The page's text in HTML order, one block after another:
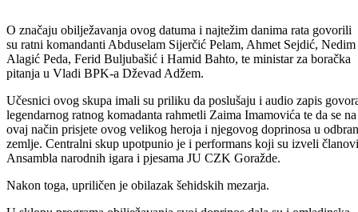
O značaju obilježavanja ovog datuma i najtežim danima rata govorili
Alagić Peda, Ferid Buljubašić i Hamid Bahto, te ministar za boračka
pitanja u Vladi BPK-a Dževad Adžem.
Učesnici ovog skupa imali su priliku da poslušaju i audio zapis
legendarnog ratnog komadanta rahmetli Zaima Imamovića te da se na
zemlje. Centralni skup upotpunio je i performans koji su izveli članovi